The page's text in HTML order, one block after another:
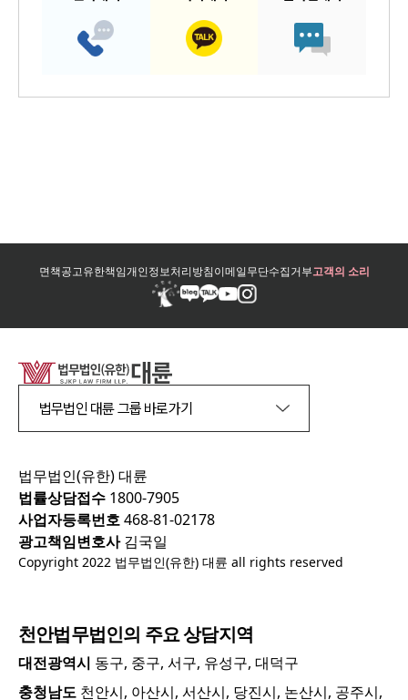
면책공고유한책임개인정보처리방침이메일무단수집거부고객의 소리
법무법인 대륜 그룹 바로가기
법무법인(유한) 대륜
법률상담접수 1800-7905
사업자등록번호468-81-02178
광고책임변호사김국일
Copyright 2022 법무법인(유한) 대륜 all rights reserved
천안법무법인의 주요 상담지역
대전광역시 동구, 중구, 서구, 유성구, 대덕구
충청남도 천안시, 아산시, 서산시, 당진시, 논산시, 공주시,